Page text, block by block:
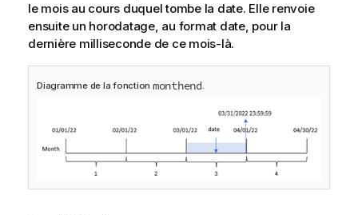
le mois au cours duquel tombe la date. Elle renvoie
ensuite un horodatage, au format date, pour la
dernière milliseconde de ce mois-là.
Diagramme de la fonction monthend